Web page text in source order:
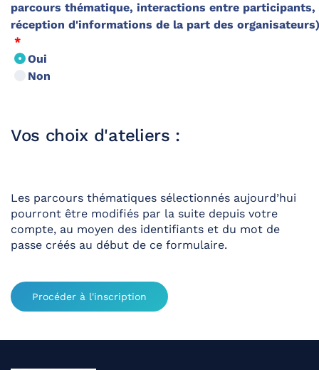
parcours thématique, interactions entre participants,
réception d'informations de la part des organisateurs)
*
Oui
Non
Vos choix d'ateliers :
Les parcours thématiques sélectionnés aujourd’hui
pourront être modifiés par la suite depuis votre
compte, au moyen des identifiants et du mot de
passe créés au début de ce formulaire.